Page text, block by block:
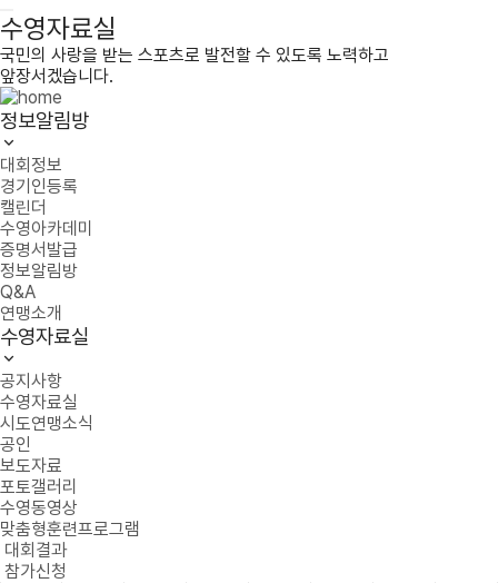
수영자료실
국민의 사랑을 받는 스포츠로 발전할 수 있도록 노력하고
앞장서겠습니다.
정보알림방
대회정보
경기인등록
캘린더
수영아카데미
증명서발급
정보알림방
Q&A
연맹소개
수영자료실
공지사항
수영자료실
시도연맹소식
공인
보도자료
포토갤러리
수영동영상
맞춤형훈련프로그램
대회결과
참가신청